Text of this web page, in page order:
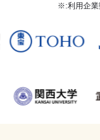
※:利用企業